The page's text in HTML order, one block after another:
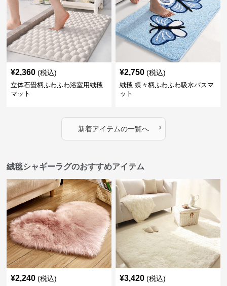
¥2,360 (税込)
立体石畳柄ふわふわ浴室用絨毯
マット
¥2,750 (税込)
絨毯 蝶々柄ふわふわ吸水バスマ
ット
新着アイテムの一覧へ ›
絨毯シャギーラグのおすすめアイテム
¥2,240 (税込) ¥3,420 (税込)